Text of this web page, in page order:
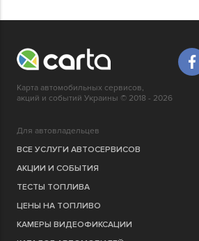
Карта автомобильных сервисов,
акций и событий Украины © 2018 - 2026
Для автовладельцев
ВСЕ УСЛУГИ АВТОСЕРВИСОВ
АКЦИИ И СОБЫТИЯ
ТЕСТЫ ТОПЛИВА
ЦЕНЫ НА ТОПЛИВО
КАМЕРЫ ВИДЕОФИКСАЦИИ